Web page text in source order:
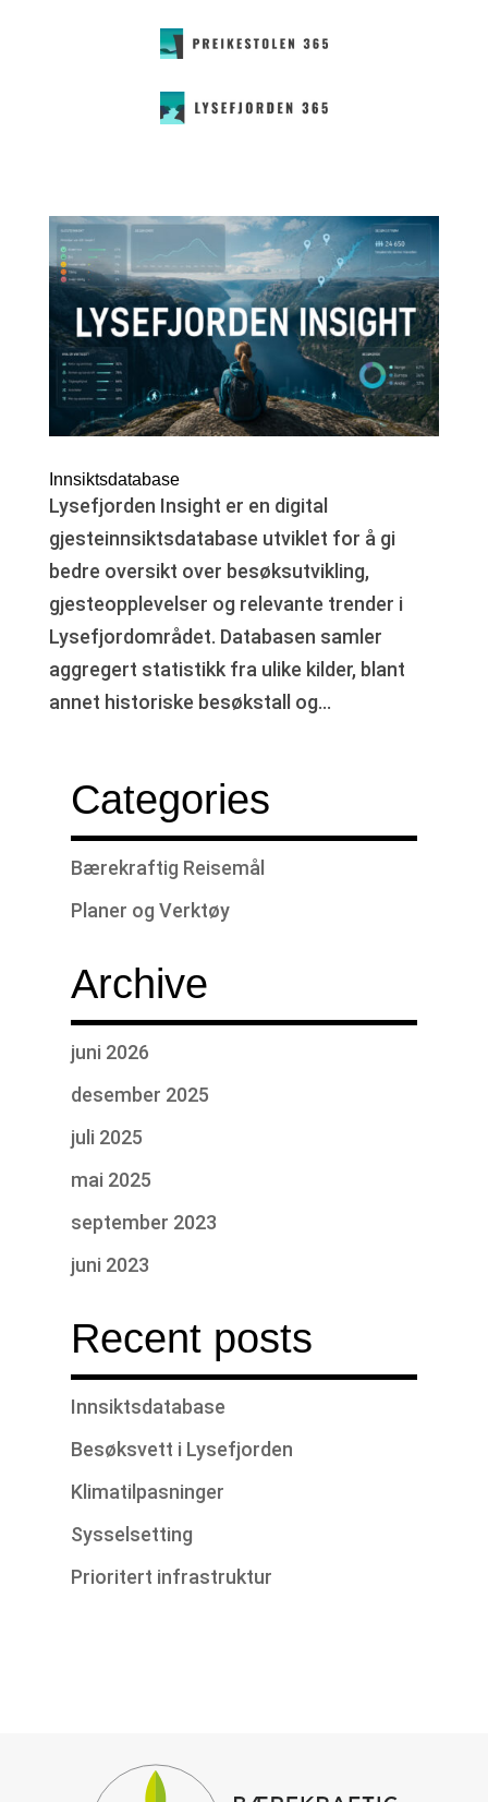
Innsiktsdatabase
Lysefjorden Insight er en digital
gjesteinnsiktsdatabase utviklet for å gi
bedre oversikt over besøksutvikling,
gjesteopplevelser og relevante trender i
Lysefjordområdet. Databasen samler
aggregert statistikk fra ulike kilder, blant
annet historiske besøkstall og...
Categories
Bærekraftig Reisemål
Planer og Verktøy
Archive
juni 2026
desember 2025
juli 2025
mai 2025
september 2023
juni 2023
Recent posts
Innsiktsdatabase
Besøksvett i Lysefjorden
Klimatilpasninger
Sysselsetting
Prioritert infrastruktur